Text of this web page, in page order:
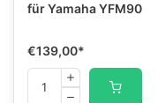
für Yamaha YFM90
€139,00*